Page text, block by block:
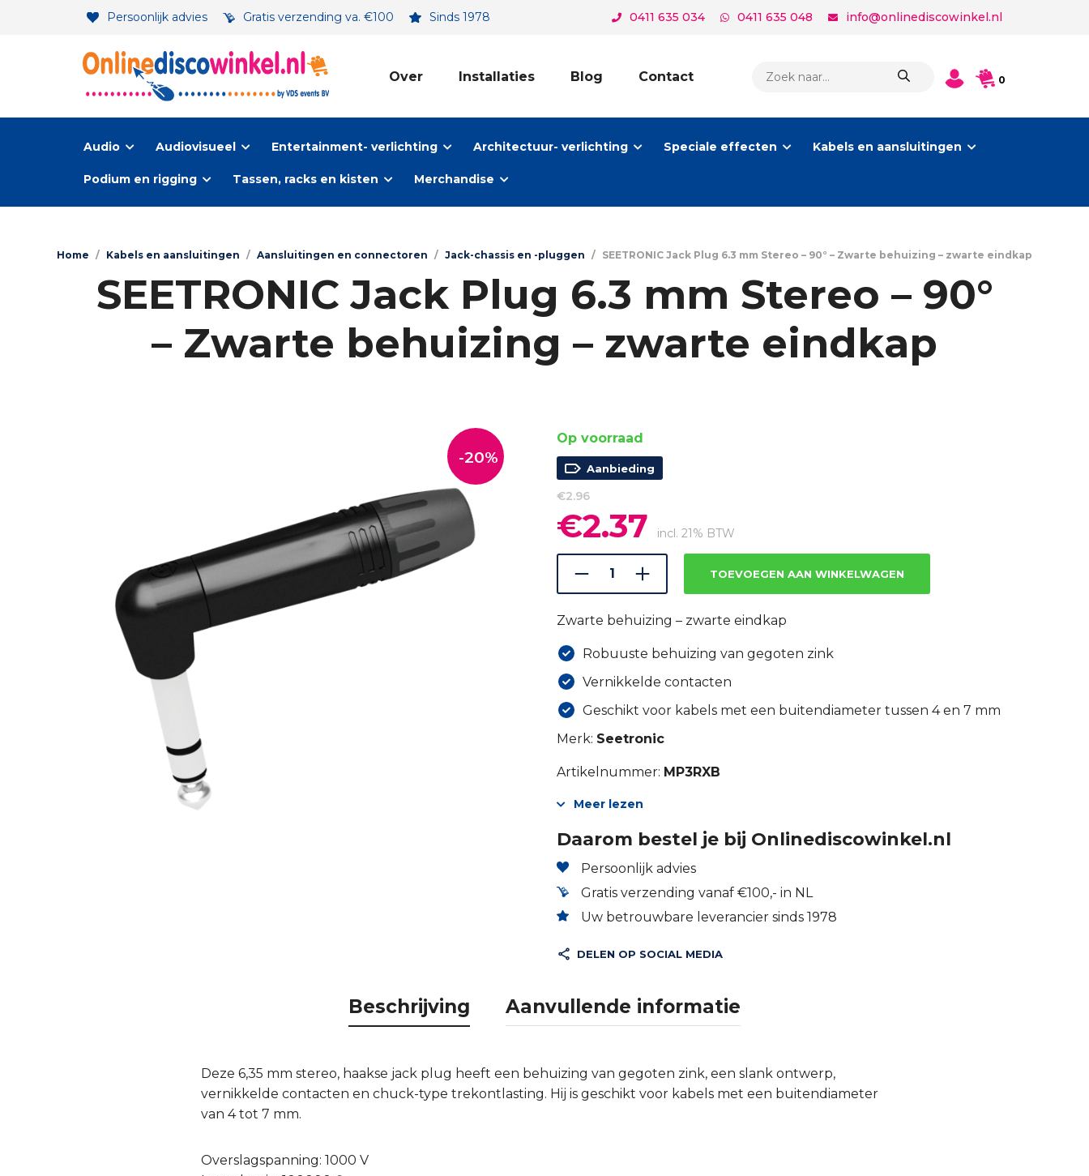
Persoonlijk advies Gratis verzending va. €100 Sinds 1978 0411 635 034 0411 635 048 info@onlinediscowinkel.nl
Over Installaties Blog Contact
ZOEKEN
0
Audio Audiovisueel Entertainment- verlichting Architectuur- verlichting Speciale effecten Kabels en aansluitingen
Podium en rigging Tassen, racks en kisten Merchandise
Home / Kabels en aansluitingen / Aansluitingen en connectoren / Jack-chassis en -pluggen / SEETRONIC Jack Plug 6.3 mm Stereo – 90° – Zwarte behuizing – zwarte eindkap
SEETRONIC Jack Plug 6.3 mm Stereo – 90°
– Zwarte behuizing – zwarte eindkap
-20%
Op voorraad
Aanbieding
€2.96
Oorspronkelijke
prijs
was:
€2.96.
€2.37 prijs
is:
€2.37.
incl. 21% BTW
TOEVOEGEN AAN WINKELWAGEN
Zwarte behuizing – zwarte eindkap
Robuuste behuizing van gegoten zink
Vernikkelde contacten
Geschikt voor kabels met een buitendiameter tussen 4 en 7 mm
Merk: Seetronic
Artikelnummer: MP3RXB
Meer lezen
Daarom bestel je bij Onlinediscowinkel.nl
Persoonlijk advies
Gratis verzending vanaf €100,- in NL
Uw betrouwbare leverancier sinds 1978
DELEN OP SOCIAL MEDIA
Beschrijving Aanvullende informatie
Deze 6,35 mm stereo, haakse jack plug heeft een behuizing van gegoten zink, een slank ontwerp,
vernikkelde contacten en chuck-type trekontlasting. Hij is geschikt voor kabels met een buitendiameter
van 4 tot 7 mm.
Overslagspanning: 1000 V